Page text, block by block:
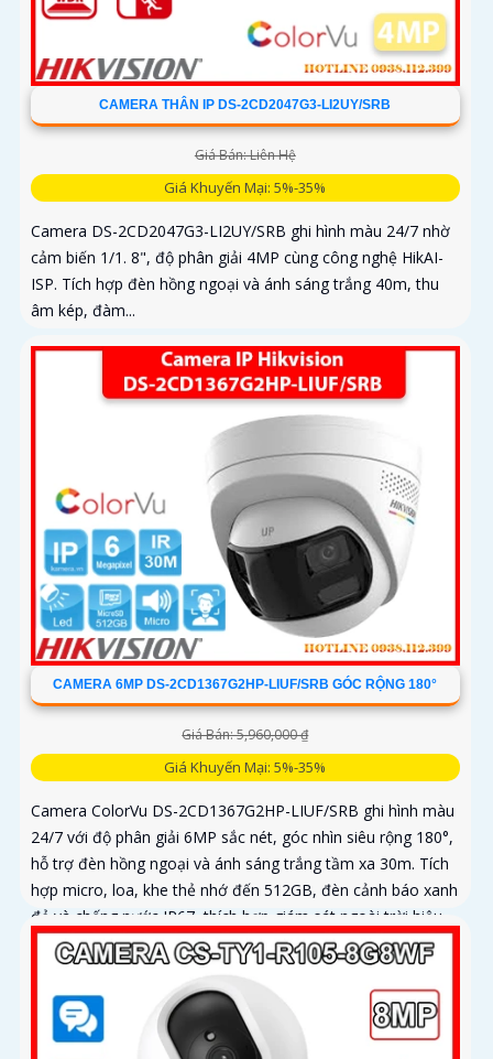
CAMERA THÂN IP DS-2CD2047G3-LI2UY/SRB
Giá Bán: Liên Hệ
Giá Khuyến Mại: 5%-35%
Camera DS-2CD2047G3-LI2UY/SRB ghi hình màu 24/7 nhờ
cảm biến 1/1. 8", độ phân giải 4MP cùng công nghệ HikAI-
ISP. Tích hợp đèn hồng ngoại và ánh sáng trắng 40m, thu
âm kép, đàm...
CAMERA 6MP DS-2CD1367G2HP-LIUF/SRB GÓC RỘNG 180°
Giá Bán: 5,960,000 ₫
Giá Khuyến Mại: 5%-35%
Camera ColorVu DS-2CD1367G2HP-LIUF/SRB ghi hình màu
24/7 với độ phân giải 6MP sắc nét, góc nhìn siêu rộng 180°,
hỗ trợ đèn hồng ngoại và ánh sáng trắng tầm xa 30m. Tích
hợp micro, loa, khe thẻ nhớ đến 512GB, đèn cảnh báo xanh
đỏ và chống nước IP67, thích hợp giám sát ngoài trời hiệu
quả